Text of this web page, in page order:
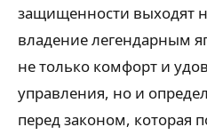
защищенности выходят
владение легендарным
не только комфорт и
управления, но и
перед законом, которая